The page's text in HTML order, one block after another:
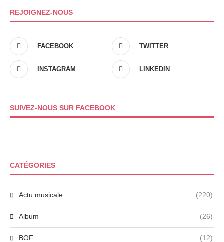
REJOIGNEZ-NOUS
FACEBOOK TWITTER
INSTAGRAM LINKEDIN
SUIVEZ-NOUS SUR FACEBOOK
CATÉGORIES
Actu musicale (220)
Album (26)
BOF (12)